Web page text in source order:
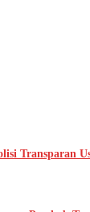
Transparan